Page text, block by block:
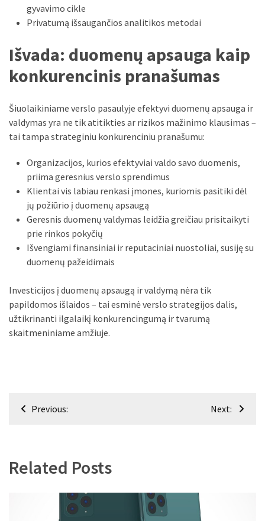
gyvavimo cikle
Privatumą išsaugančios analitikos metodai
Išvada: duomenų apsauga kaip
konkurencinis pranašumas
Šiuolaikiniame verslo pasaulyje efektyvi duomenų apsauga ir
valdymas yra ne tik atitikties ar rizikos mažinimo klausimas –
tai tampa strateginiu konkurenciniu pranašumu:
Organizacijos, kurios efektyviai valdo savo duomenis,
priima geresnius verslo sprendimus
Klientai vis labiau renkasi įmones, kuriomis pasitiki dėl
jų požiūrio į duomenų apsaugą
Geresnis duomenų valdymas leidžia greičiau prisitaikyti
prie rinkos pokyčių
Išvengiami finansiniai ir reputaciniai nuostoliai, susiję su
duomenų pažeidimais
Investicijos į duomenų apsaugą ir valdymą nėra tik
papildomos išlaidos – tai esminė verslo strategijos dalis,
užtikrinanti ilgalaikį konkurencingumą ir tvarumą
skaitmeniniame amžiuje.
Navigacija
Previous: Next:
Related Posts